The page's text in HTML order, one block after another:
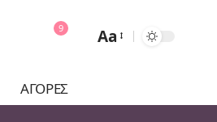
9
Font
Aa
ΑΓΟΡΈΣ